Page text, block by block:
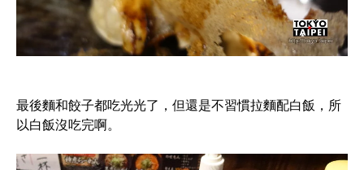
最後麵和餃子都吃光光了，但還是不習慣拉麵配白飯，所
以白飯沒吃完啊。